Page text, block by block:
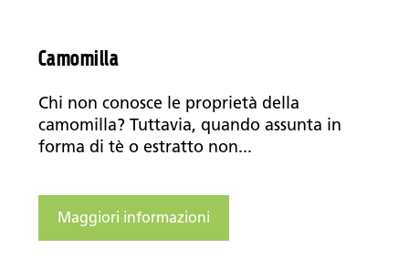
Camomilla
Chi non conosce le proprietà della
camomilla? Tuttavia, quando assunta in
forma di tè o estratto non...
Maggiori informazioni